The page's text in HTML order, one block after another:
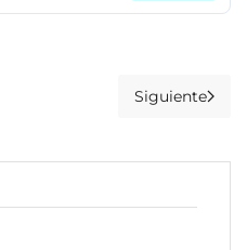
Siguiente